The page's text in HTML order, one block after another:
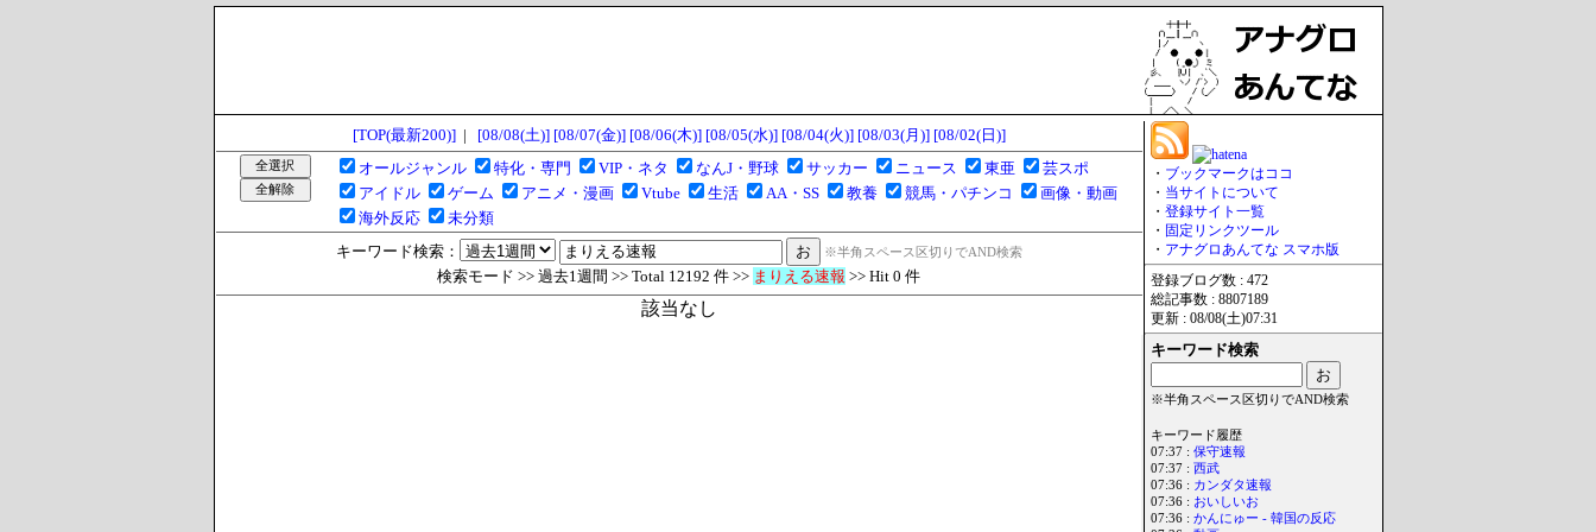
[TOP(最新200)]| [08/08(土)] [08/07(金)] [08/06(木)] [08/05(水)] [08/04(火)] [08/03(月)] [08/02(日)]
オールジャンル
特化・専門 VIP・ネタ なんJ・野球 サッカー ニュース 東亜
芸スポ
アイドル
ゲーム アニメ・漫画 Vtube 生活 AA・SS 教養 競馬・パチンコ
画像・動画
海外反応
未分類
キーワード検索：
※半角スペース区切りでAND検索
検索モード >> 過去1週間 >> Total 12192 件 >> まりえる速報 >> Hit 0 件
該当なし
・ ブックマークはココ
・ 当サイトについて
・ 登録サイト一覧
・ 固定リンクツール
・ アナグロあんてな スマホ版
登録ブログ数 : 472
総記事数 : 8807189
更新 : 08/08(土)07:31
キーワード検索
※半角スペース区切りでAND検索
キーワード履歴
07:37 : 保守速報
07:37 : 西武
07:36 : カンダタ速報
07:36 : おいしいお
07:36 : かんにゅー - 韓国の反応